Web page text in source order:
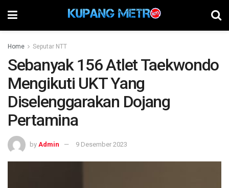
Home Seputar NTT
Sebanyak 156 Atlet Taekwondo
Mengikuti UKT Yang
Diselenggarakan Dojang
Pertamina
by Admin 9 Desember 2023